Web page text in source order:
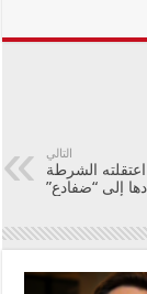
التالي
الشرطة
إلى “ضفادع”